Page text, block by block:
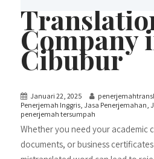
Company
Cibubur
Januari 22, 2025
Penerjemah Inggris, Jasa Penerjemahan,
penerjemah tersumpah
Whether you need your academic
documents, or business